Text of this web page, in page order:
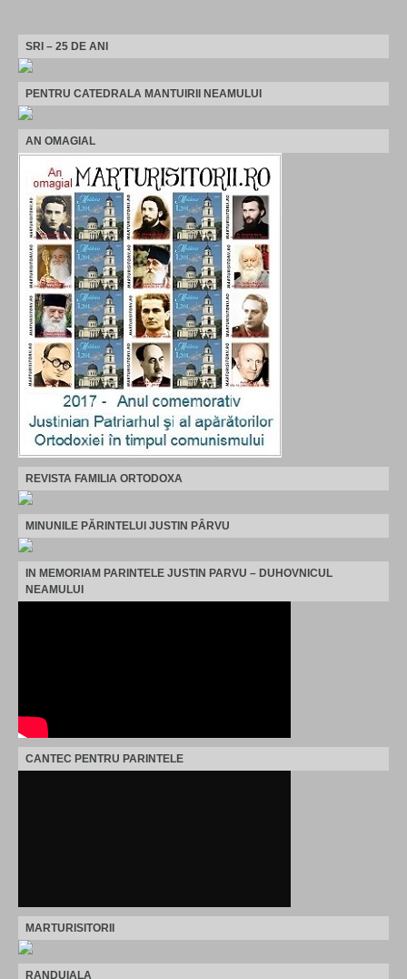
SRI – 25 DE ANI
PENTRU CATEDRALA MANTUIRII NEAMULUI
AN OMAGIAL
REVISTA FAMILIA ORTODOXA
MINUNILE PĂRINTELUI JUSTIN PÂRVU
IN MEMORIAM PARINTELE JUSTIN PARVU – DUHOVNICUL
NEAMULUI
CANTEC PENTRU PARINTELE
MARTURISITORII
RANDUIALA